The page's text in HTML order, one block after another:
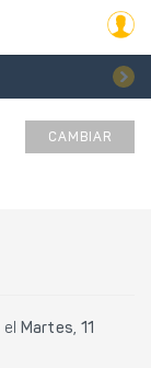
CAMBIAR
el Martes, 11